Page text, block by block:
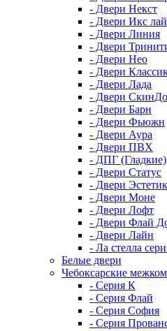
- Двери Некст
- Двери Икс
- Двери Линия
- Двери
- Двери Нео
- Двери
- Двери Лада
- Двери
- Двери Барн
- Двери Фьюжн
- Двери Аура
- Двери ПВХ
- ДПГ (Гладкие)
- Двери Статус
- Двери Эстетик
- Двери Моне
- Двери Лофт
- Двери Флай
- Двери Лайн
- Ла стелла
Белые двери
Чебоксарские
- Серия К
- Серия Флай
- Серия София
- Серия